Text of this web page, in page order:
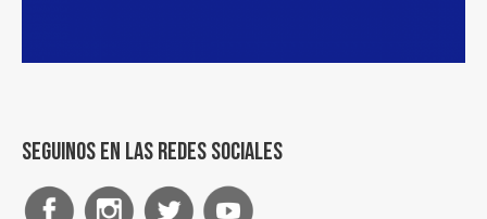
Seguinos en las redes sociales